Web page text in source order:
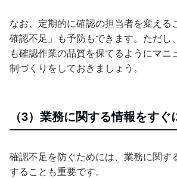
なお、定期的に確認の担当者を変える
確認不足」も予防もできます。ただし
も確認作業の品質を保てるようにマニ
制づくりをしておきましょう。
（3）業務に関する情報をすぐ
確認不足を防ぐためには、業務に関す
することも重要です。